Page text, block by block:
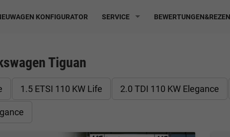
KONFIGURATOR SERVICE
Tiguan
1.5 ETSI 110 KW Life 2.0 TDI 110 KW Elegance